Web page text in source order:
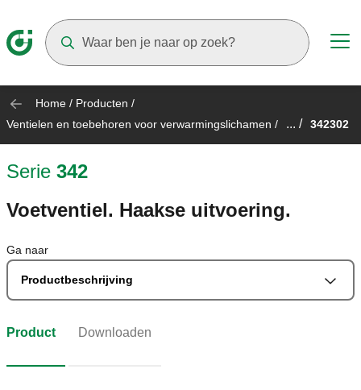
Home / Producten /
Ventielen en toebehoren voor verwarmingslichamen / ... / 342302
Serie 342
Voetventiel. Haakse uitvoering.
Ga naar
Productbeschrijving
Product Downloaden